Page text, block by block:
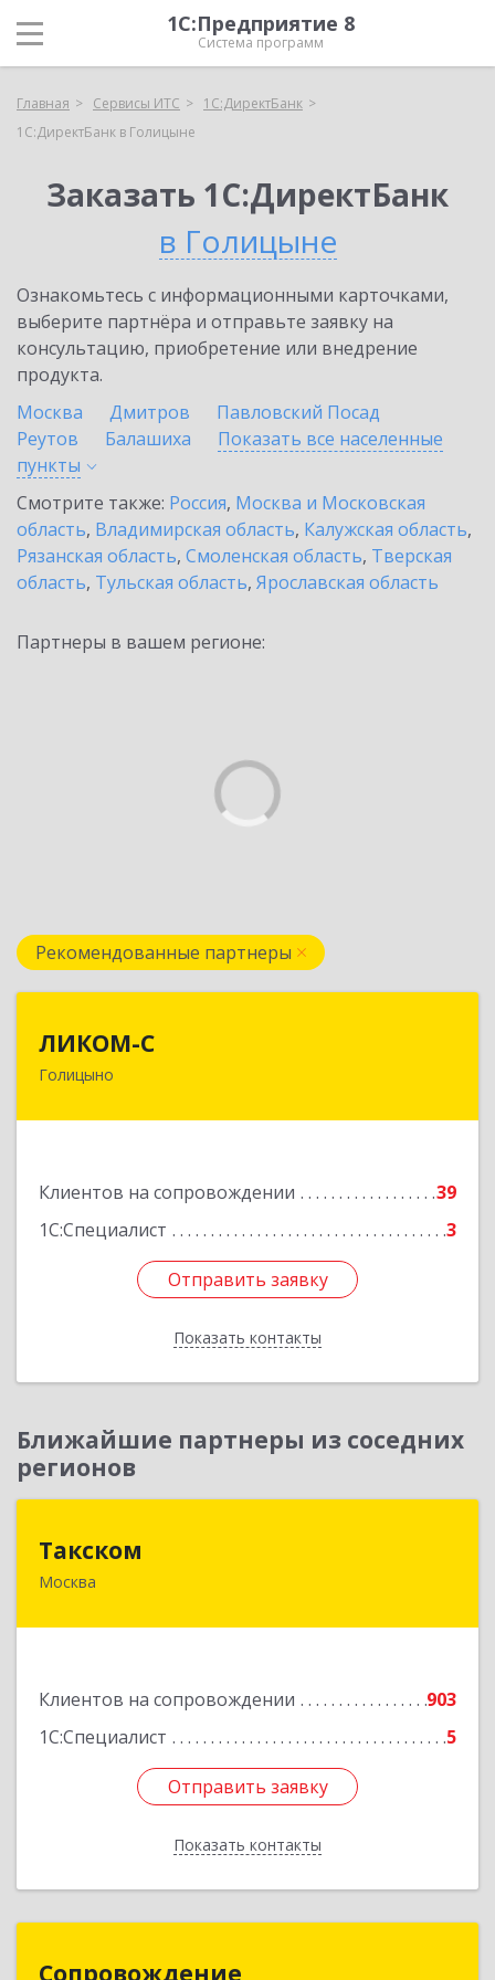
1С:Предприятие 8
Система программ
Главная Сервисы ИТС
1С:ДиректБанк
1С:ДиректБанк в Голицыне
Заказать 1С:ДиректБанк
в Голицыне
Ознакомьтесь с информационными карточками,
выберите партнёра и отправьте заявку на
консультацию, приобретение или внедрение
продукта.
Москва
Дмитров
Павловский Посад
Реутов
Балашиха
Показать все населенные
пункты
Смотрите также: Россия, Москва и Московская
область, Владимирская область, Калужская область,
Рязанская область, Смоленская область, Тверская
область, Тульская область, Ярославская область
Партнеры в вашем регионе:
Рекомендованные партнеры
ЛИКОМ-С
Голицыно
Клиентов на сопровождении
39
1С:Специалист
3
Отправить заявку
Показать контакты
143040, Московская обл, Одинцовский р-н,
Подробнее
Отправить заявку
Назад
Ближайшие партнеры из соседних
регионов
Такском
Москва
Клиентов на сопровождении
903
1С:Специалист
5
Отправить заявку
Показать контакты
119034, Москва г, Барыковский пер, дом №
Отправить заявку
Назад
Сопровождение